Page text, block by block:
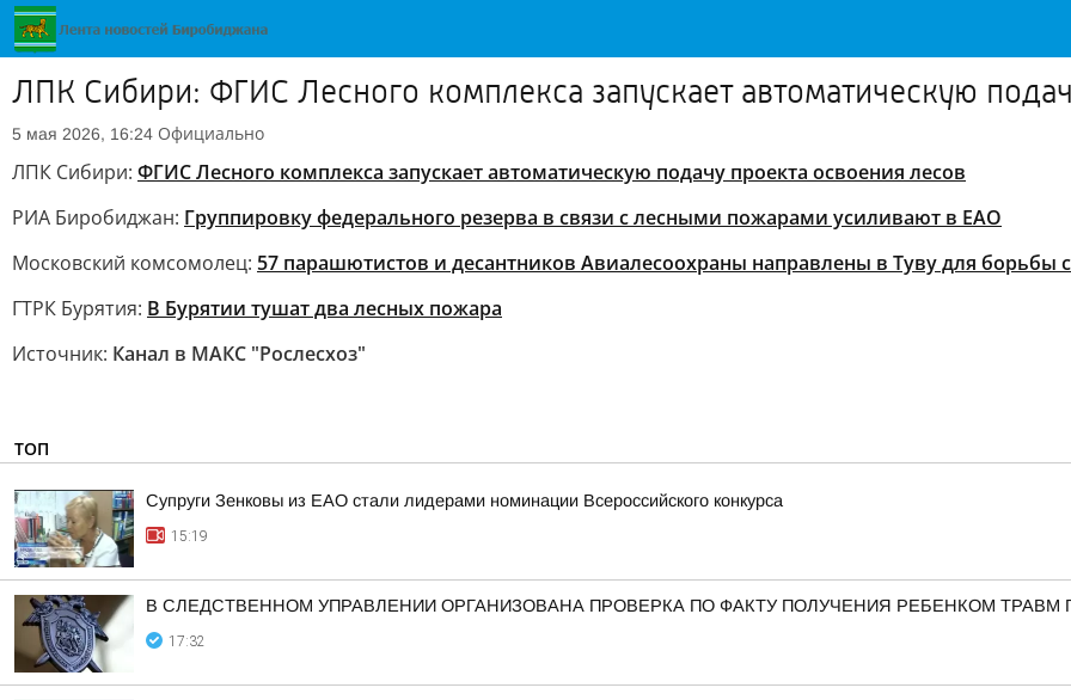
ЛПК Сибири: ФГИС Лесного комплекса запускает автоматическую
5 мая 2026, 16:24 Официально
ЛПК Сибири: ФГИС Лесного комплекса запускает автоматическую подачу проекта освоения лесов
РИА Биробиджан: Группировку федерального резерва в связи с лесными пожарами усиливают в ЕАО
Московский комсомолец: 57 парашютистов и десантников Авиалесоохраны направлены в Туву для
ГТРК Бурятия: В Бурятии тушат два лесных пожара
Источник: Канал в МАКС "Рослесхоз"
ТОП
Супруги Зенковы из ЕАО стали лидерами номинации Всероссийского конкурса
15:19
В СЛЕДСТВЕННОМ УПРАВЛЕНИИ ОРГАНИЗОВАНА ПРОВЕРКА ПО ФАКТУ ПОЛУЧЕНИЯ РЕБЕНКОМ ТРАВМ
17:32